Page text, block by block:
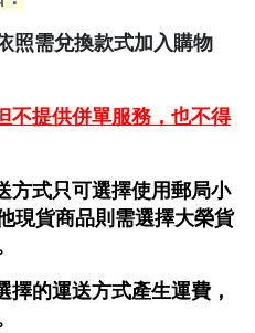
照需兌換款式加入購物
不提供併單服務，也不得
方式只可選擇使用郵局小
現貨商品則需選擇大榮貨
擇的運送方式產生運費 ，